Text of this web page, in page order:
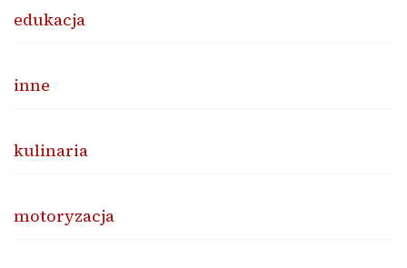
edukacja
inne
kulinaria
motoryzacja